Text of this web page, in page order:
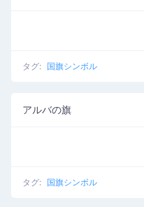
タグ: 国旗シンボル
アルバの旗
タグ: 国旗シンボル